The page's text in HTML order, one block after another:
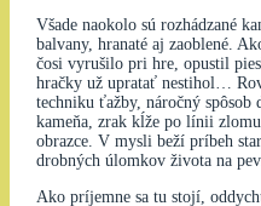
Všade naokolo sú rozhádzané
balvany, hranaté aj zaoblené.
čosi vyrušilo pri hre, opustil
hračky už upratať nestihol…
techniku ťažby, náročný spôsob
kameňa, zrak kĺže po línii
obrazce. V mysli beží príbeh
drobných úlomkov života na
Ako príjemne sa tu stojí,